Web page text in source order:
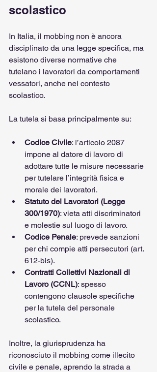
scolastico
In Italia, il mobbing non è ancora
disciplinato da una legge specifica, ma
esistono diverse normative che
tutelano i lavoratori da comportamenti
vessatori, anche nel contesto
scolastico.
La tutela si basa principalmente su:
Codice Civile: l’articolo 2087
impone al datore di lavoro di
adottare tutte le misure necessarie
per tutelare l’integrità fisica e
morale dei lavoratori.
Statuto dei Lavoratori (Legge
300/1970): vieta atti discriminatori
e molestie sul luogo di lavoro.
Codice Penale: prevede sanzioni
per chi compie atti persecutori (art.
612-bis).
Contratti Collettivi Nazionali di
Lavoro (CCNL): spesso
contengono clausole specifiche
per la tutela del personale
scolastico.
Inoltre, la giurisprudenza ha
riconosciuto il mobbing come illecito
civile e penale, aprendo la strada a